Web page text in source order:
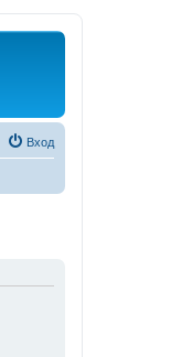
Вход